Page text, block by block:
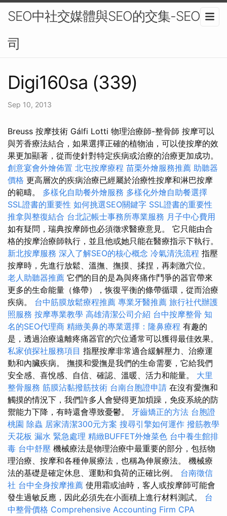
SEO中社交媒體與SEO的交集-SEO公
司
Digi160sa (339)
Sep 10, 2013
Breuss 按摩技術 Gálfi Lotti 物理治療師-整骨師 按摩可以
與芳香療法結合，如果選擇正確的植物油，可以使按摩的效
果更加顯著，從而使針對特定疾病或治療的治療更加成功。
創意宴會外燴佈置 北屯按摩療程 苗栗外燴服務推薦 助聽器
價格 更高層次的疾病治療已經屬於治療性按摩和淋巴按摩
的範疇。 多樣化自助餐外燴服務 多樣化外燴自助餐選擇
SSL證書的重要性 如何挑選SEO關鍵字 SSL證書的重要性
推拿與整復結合 台北記帳士事務所專業服務 月子中心費用
如有疑問，瑞典按摩師也必須徵求醫療意見。 它只能由合
格的按摩治療師執行，並且他或她只能在醫療指示下執行。
新北按摩服務 深入了解SEO的核心概念 冷氣清洗流程 指壓
按摩時，先進行放鬆、溫撫、撫摸、揉捏，再刺激穴位。
老人助聽器推薦 它們的目的是為與疼痛作鬥爭的器官帶來
更多的生命能量（條帶），恢復平衡的條帶循環，從而治療
疾病。 台中筋膜放鬆療程推薦 專業牙醫推薦 旅行社代辦護
照服務 按摩專業教學 高雄清潔公司介紹 台中按摩整骨 知
名的SEO代理商 精緻美鼻的專業選擇：隆鼻療程 有趣的
是，透過治療遠離疼痛器官的穴位通常可以獲得最佳效果。
私家偵探社服務項目 指壓按摩非常適合緩解壓力、治療運
動和內臟疾病。 撫摸和愛撫是我們的生命需要，它給我們
安全感、喜悅感、自信、確認、溫暖、活力和能量。 大里
整骨服務 筋膜沾黏撥筋技術 台南台胞證申請 在沒有愛撫和
觸摸的情況下，我們許多人會變得更加煩躁，免疫系統的防
禦能力下降，有時還會導致憂鬱。 牙齒矯正的方法 台胞證
桃園 除蟲 居家清潔300元方案 搜尋引擎如何運作 撥筋教學
天花板 漏水 緊急處理 精緻BUFFET外燴菜色 台中養生館排
毒 台中舒壓 機械療法是物理治療中最重要的部分，包括物
理治療、按摩和各種伸展療法，也稱為伸展療法。 機械療
法的基礎是確定休息、運動和負荷的正確比例。 台南徵信
社 台中全身按摩推薦 使用霜或油時，客人或按摩師可能會
發生過敏反應，因此必須先在小面積上進行材料測試。 台
中整骨價格 Comprehensive Accounting Firm CPA